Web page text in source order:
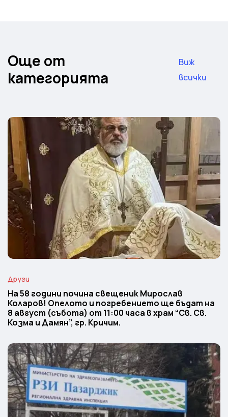
Още от
категорията
Виж
всички
Други
На 58 години почина свещеник Мирослав
Коларов! Опелото и погребението ще бъдат на
8 август (събота) от 11:00 часа в храм “Св. Св.
Козма и Дамян”, гр. Кричим.